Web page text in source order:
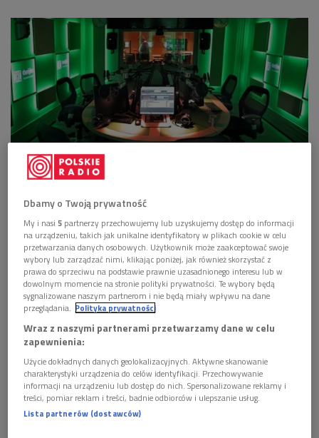
POSŁUCHAJ
82:08
Dwójka i przyjaciele na 84. urodziny Programu 2
Polskiego Radia (Audycja okolicznościowa/Dwójka)
Jednym z zaproszonych przez Dwójkę gości byłaEwa
Pobłocka– znakomita pianistka i pedagog, a także
prowadząca audycję"Zacznij od Bacha" . Jak mówiła,
prowadząc audycję w radiowej Dwójce, czuje się wspaniale. -
Dbamy o Twoją prywatność
My i nasi5 partnerzy przechowujemy lub uzyskujemy dostęp do informacji
na urządzeniu, takich jak unikalne identyfikatory w plikach cookie w celu
przetwarzania danych osobowych. Użytkownik może zaakceptować swoje
wybory lub zarządzać nimi, klikając poniżej, jak również skorzystać z
prawa do sprzeciwu na podstawie prawnie uzasadnionego interesu lub w
dowolnym momencie na stronie polityki prywatności. Te wybory będą
sygnalizowane naszym partnerom i nie będą miały wpływu na dane
przeglądania. Polityka prywatności
Wraz z naszymi partnerami przetwarzamy dane w celu
zapewnienia:
Użycie dokładnych danych geolokalizacyjnych. Aktywne skanowanie
charakterystyki urządzenia do celów identyfikacji. Przechowywanie
informacji na urządzeniu lub dostęp do nich. Spersonalizowane reklamy i
treści, pomiar reklam i treści, badnie odbiorców i ulepszanie usług.
Lista partnerów (dostawców)